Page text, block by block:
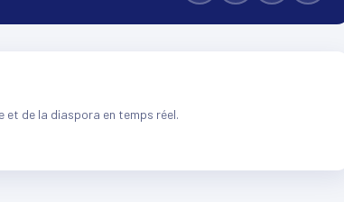
et de la diaspora en temps réel.